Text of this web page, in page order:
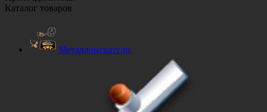
Каталог товаров
Металлоискатели